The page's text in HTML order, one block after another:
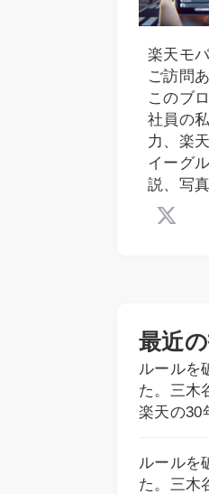
楽天モ
ご訪問
このブ
社員の
力、楽
イーグ
説、写
最近
ルールを
た。三木
楽天の30
ルールを
た。三木